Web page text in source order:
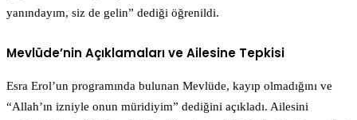
yanındayım, siz de gelin” dediği öğrenildi.
Mevlüde’nin Açıklamaları ve Ailesine Tepkisi
Esra Erol’un programında bulunan Mevlüde, kayıp olmadığını ve
“Allah’ın izniyle onun müridiyim” dediğini açıkladı. Ailesini